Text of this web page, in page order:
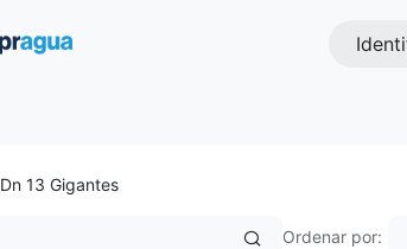
Dn 13 Gigantes
Ordenar por: